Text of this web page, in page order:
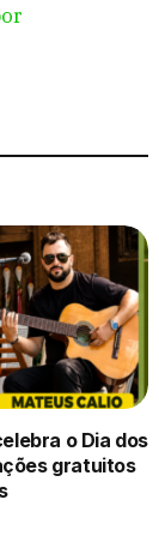
o Dia dos
gratuitos